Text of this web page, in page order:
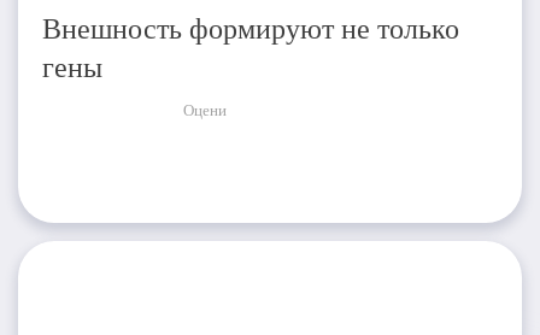
Внешность формируют не только
гены
Оцени